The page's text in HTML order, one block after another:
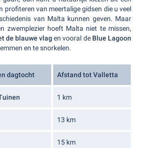
profiteren van meertalige gidsen die u veel
van Malta kunnen geven. Maar
zwemplezier hoeft Malta niet te missen,
de blauwe vlag en vooral de Blue Lagoon
en te snorkelen.
dagtocht Afstand tot Valletta
1 km
13 km
15 km